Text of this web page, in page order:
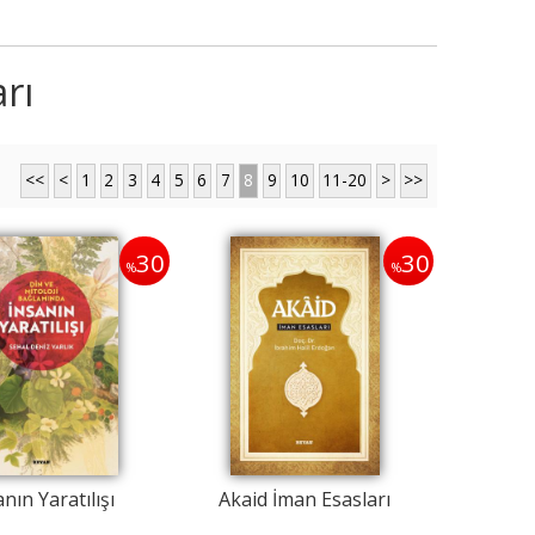
Seyfettin Hikayeler Set
(12 Kitap)
Ömer Seyfettin
Beyan Yayınları
,00
Sepete Ekle
Selahaddin Eyyubi
Sempozyumu
Ahmet Aktaş
Beyan Yayınları
3.500,00 1.675
Sepete Ekle
<< < 1 2 3 4 5 6 7 8 9 10 11-20 > >>
%30
Yaratılışı
%30
Akaid İman Esasları